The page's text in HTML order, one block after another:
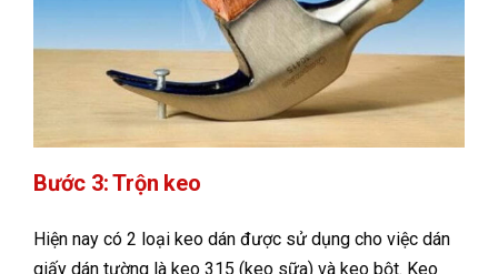
Bước 3: Trộn keo
Hiện nay có 2 loại keo dán được sử dụng cho việc dán
giấy dán tường là keo 315 (keo sữa) và keo bột. Keo